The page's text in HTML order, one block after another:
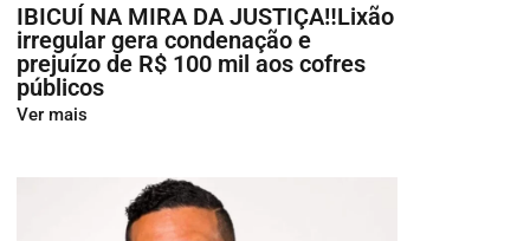
IBICUÍ NA MIRA DA JUSTIÇA‼️Lixão
irregular gera condenação e
prejuízo de R$ 100 mil aos cofres
públicos
Ver mais